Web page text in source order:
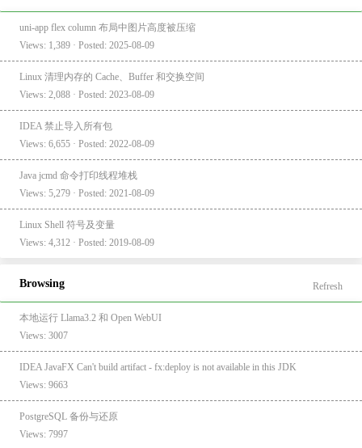
uni-app flex column 布局中图片高度被压缩
Views: 1,389 · Posted: 2025-08-09
Linux 清理内存的 Cache、Buffer 和交换空间
Views: 2,088 · Posted: 2023-08-09
IDEA 禁止导入所有包
Views: 6,655 · Posted: 2022-08-09
Java jcmd 命令打印线程堆栈
Views: 5,279 · Posted: 2021-08-09
Linux Shell 符号及变量
Views: 4,312 · Posted: 2019-08-09
Browsing Refresh
本地运行 Llama3.2 和 Open WebUI
Views: 3007
IDEA JavaFX Can't build artifact - fx:deploy is not available in this JDK
Views: 9663
PostgreSQL 备份与还原
Views: 7997